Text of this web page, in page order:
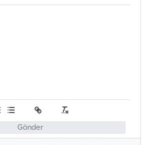
Gönder